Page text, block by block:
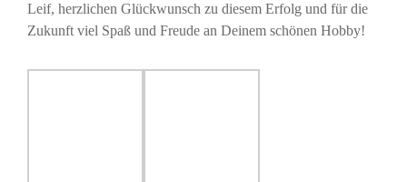
Leif, herzlichen Glückwunsch zu diesem Erfolg und für die
Zukunft viel Spaß und Freude an Deinem schönen Hobby!